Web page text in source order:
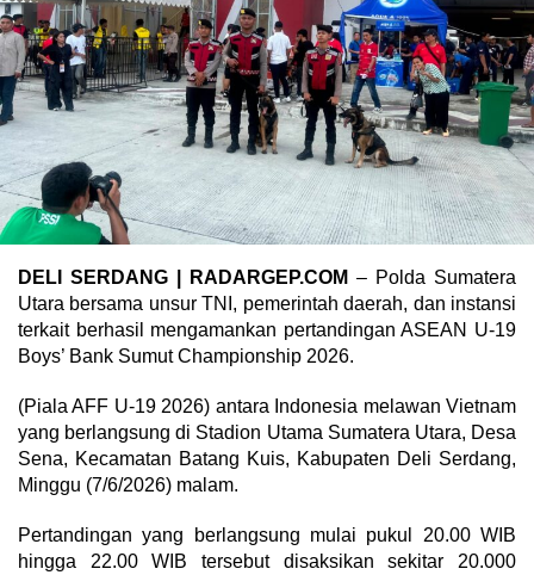
DELI SERDANG | RADARGEP.COM – Polda Sumatera
Utara bersama unsur TNI, pemerintah daerah, dan instansi
terkait berhasil mengamankan pertandingan ASEAN U-19
Boys’ Bank Sumut Championship 2026.
(Piala AFF U-19 2026) antara Indonesia melawan Vietnam
yang berlangsung di Stadion Utama Sumatera Utara, Desa
Sena, Kecamatan Batang Kuis, Kabupaten Deli Serdang,
Minggu (7/6/2026) malam.
Pertandingan yang berlangsung mulai pukul 20.00 WIB
hingga 22.00 WIB tersebut disaksikan sekitar 20.000